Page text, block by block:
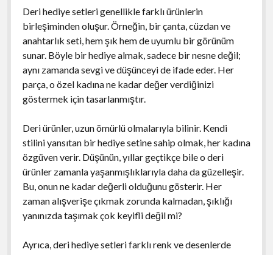
Deri hediye setleri genellikle farklı ürünlerin
birleşiminden oluşur. Örneğin, bir çanta, cüzdan ve
anahtarlık seti, hem şık hem de uyumlu bir görünüm
sunar. Böyle bir hediye almak, sadece bir nesne değil;
aynı zamanda sevgi ve düşünceyi de ifade eder. Her
parça, o özel kadına ne kadar değer verdiğinizi
göstermek için tasarlanmıştır.
Deri ürünler, uzun ömürlü olmalarıyla bilinir. Kendi
stilini yansıtan bir hediye setine sahip olmak, her kadına
özgüven verir. Düşünün, yıllar geçtikçe bile o deri
ürünler zamanla yaşanmışlıklarıyla daha da güzelleşir.
Bu, onun ne kadar değerli olduğunu gösterir. Her
zaman alışverişe çıkmak zorunda kalmadan, şıklığı
yanınızda taşımak çok keyifli değil mi?
Ayrıca, deri hediye setleri farklı renk ve desenlerde